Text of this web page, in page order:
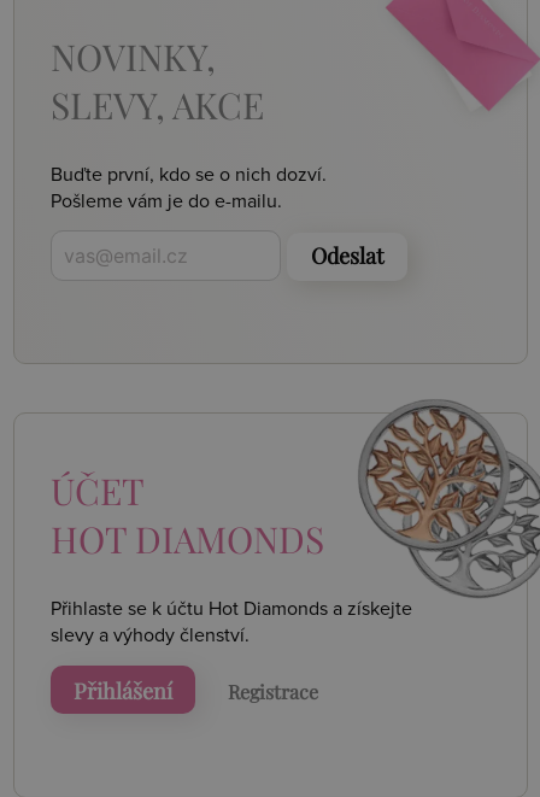
NOVINKY,
SLEVY, AKCE
Buďte první, kdo se o nich dozví.
Pošleme vám je do e-mailu.
Odeslat
ÚČET
HOT DIAMONDS
Přihlaste se k účtu Hot Diamonds a získejte
slevy a výhody členství.
Přihlášení Registrace